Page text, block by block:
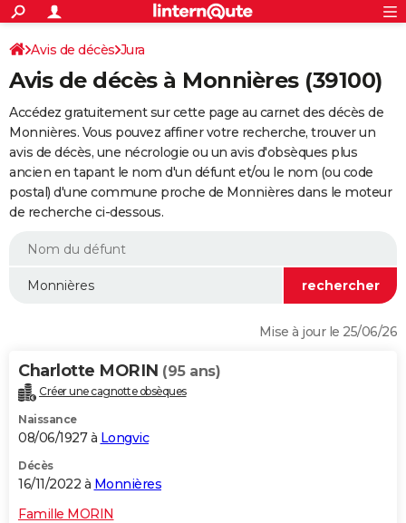
ACTUALITÉS
Politique
Société
Faits Divers
Education
Monde
Villes
+
SPORT
Coupe du monde 2026
Football
Tennis
Cyclisme
Rugby
Forum
Programme TV
TNTStreaming
Cinéma
Sorties cinéma
Musique
+
FINANCE
Retraite
Impôts
Epargne
Immobilier
Risques naturels par ville
Banque
Assurance
Crédit
AUTO
Essais
Réserver un essai
Citadines
Berlines
SUV
Forum auto
+
HIGH-TECH
BRICOLAGE
WEEK-END
Alimentation
Guide de la santé
Maladies
Médicaments
Sommeil
VOYAGE
Destinations
City break
Voyage nature
Voyage de noces
Forum
Climat
+PHOTO
GUIDES D'ACHAT
Avis de décès Jura
Avis de décès à Monnières (39100)
Accédez gratuitement sur cette page au carnet des décès de
Monnières. Vous pouvez affiner votre recherche, trouver un
avis de décès, une nécrologie ou un avis d'obsèques plus
ancien en tapant le nom d'un défunt et/ou le nom (ou code
postal) d'une commune proche de Monnières dans le moteur
de recherche ci-dessous.
Mise à jour le 25/06/26
Charlotte MORIN (95 ans)
Créer une cagnotte obsèques
Naissance
08/06/1927 à Longvic
Décès
16/11/2022 à Monnières
Famille MORIN